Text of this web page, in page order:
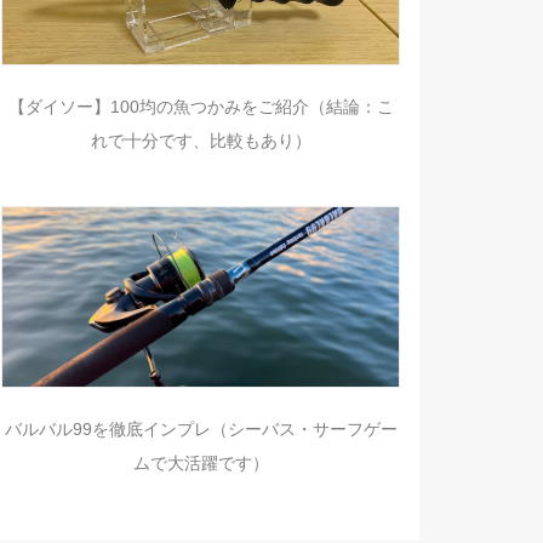
【ダイソー】100均の魚つかみをご紹介（結論：こ
れで十分です、比較もあり）
バルバル99を徹底インプレ（シーバス・サーフゲー
ムで大活躍です）